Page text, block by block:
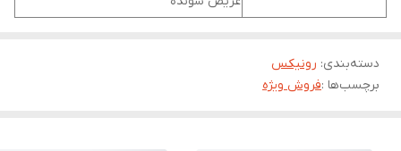
دسته‌بندی: رونیکس
برچسب‌ها :فروش ویژه